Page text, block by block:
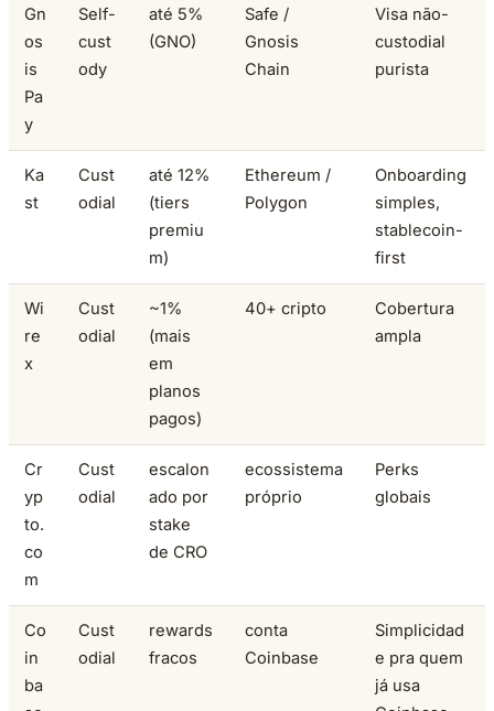
Gn
os
is
Pa
y
Self-
cust
ody
até 5%
(GNO)
Safe /
Gnosis
Chain
Visa não-
custodial
purista
Ka
st
Cust
odial
até 12%
(tiers
premiu
m)
Ethereum /
Polygon
Onboarding
simples,
stablecoin-
first
Wi
re
x
Cust
odial
~1%
(mais
em
planos
pagos)
40+ cripto
Cobertura
ampla
Cr
yp
to.
co
m
Cust
odial
escalon
ado por
stake
de CRO
ecossistema
próprio
Perks
globais
Co
in
ba
Cust
odial
rewards
fracos
conta
Coinbase
Simplicidad
e pra quem
já usa